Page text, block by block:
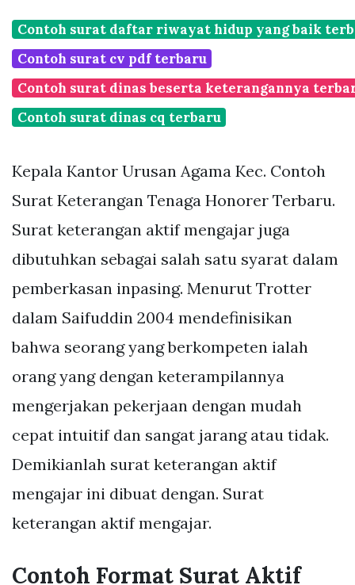
Contoh surat daftar riwayat hidup yang baik
Contoh surat cv pdf terbaru
Contoh surat dinas beserta keterangannya
Contoh surat dinas cq terbaru
Kepala Kantor Urusan Agama Kec. Contoh
Surat Keterangan Tenaga Honorer Terbaru.
Surat keterangan aktif mengajar juga
dibutuhkan sebagai salah satu syarat dalam
pemberkasan inpasing. Menurut Trotter
dalam Saifuddin 2004 mendefinisikan
bahwa seorang yang berkompeten ialah
orang yang dengan keterampilannya
mengerjakan pekerjaan dengan mudah
cepat intuitif dan sangat jarang atau tidak.
Demikianlah surat keterangan aktif
mengajar ini dibuat dengan. Surat
keterangan aktif mengajar.
Contoh Format Surat Aktif